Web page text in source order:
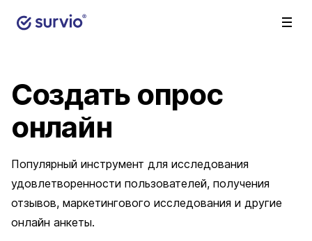
Создать опрос
онлайн
Популярный инструмент для исследования
удовлетворенности пользователей, получения
отзывов, маркетингового исследования и другие
онлайн анкеты.